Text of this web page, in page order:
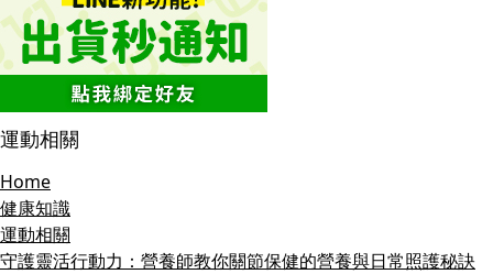
運動相關
Home
健康知識
運動相關
守護靈活行動力：營養師教你關節保健的營養與日常照護秘訣